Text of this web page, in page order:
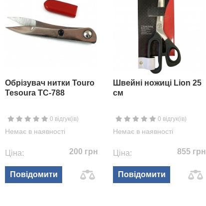
Обрізувач нитки Touro
Tesoura TC-788
0 відгук(ів)
Немає в наявності
Ціна: 200 грн
Повідомити
Швейні ножиці Lion 25
см
0 відгук(ів)
Немає в наявності
Ціна: 855 грн
Повідомити